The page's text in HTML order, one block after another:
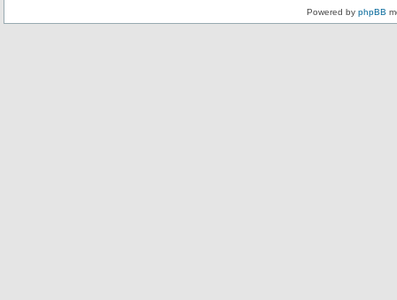
Powered by phpBB